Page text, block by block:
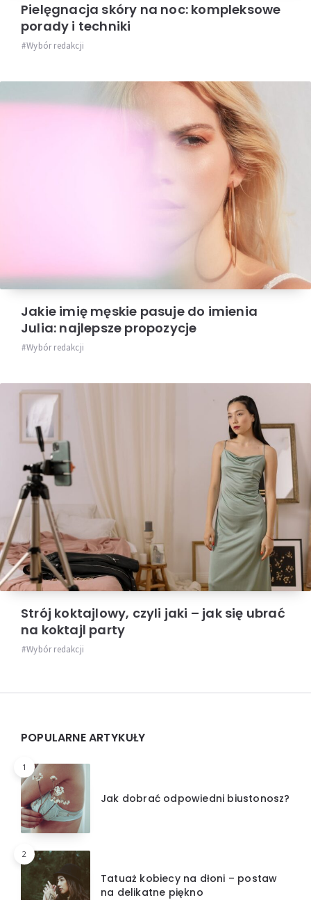
Pielęgnacja skóry na noc: kompleksowe
porady i techniki
Wybór redakcji
Jakie imię męskie pasuje do imienia
Julia: najlepsze propozycje
Wybór redakcji
Strój koktajlowy, czyli jaki – jak się ubrać
na koktajl party
Wybór redakcji
Widgets
POPULARNE ARTYKUŁY
1
Jak dobrać odpowiedni biustonosz?
2
Tatuaż kobiecy na dłoni – postaw
na delikatne piękno